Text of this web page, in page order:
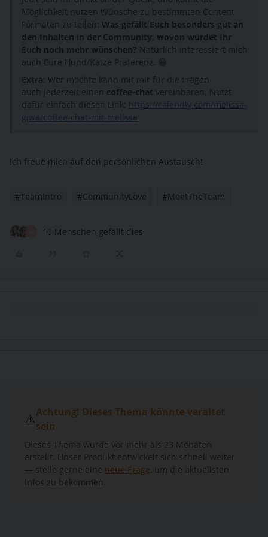
Möglichkeit nutzen Wünsche zu bestimmten Content
Formaten zu teilen: Was gefällt Euch besonders gut an
den Inhalten in der Community, wovon würdet Ihr
Euch noch mehr wünschen? Natürlich interessiert mich
auch Eure Hund/Katze Präferenz. 😁
Extra : Wer möchte kann mit mir für die Fragen
auch jederzeit einen coffee-chat vereinbaren. Nutzt
dafür einfach diesen Link:
https://calendly.com/melissa-
giwa/coffee-chat-mit-melissa
Ich freue mich auf den persönlichen Austausch!
#TeamIntro #CommunityLove #MeetTheTeam
10 Menschen gefällt dies
⚠️Achtung! Dieses Thema könnte veraltet
sein
Dieses Thema wurde vor mehr als 23 Monaten
erstellt. Unser Produkt entwickelt sich schnell weiter
— stelle gerne eine neue Frage, um die aktuellsten
Infos zu bekommen.